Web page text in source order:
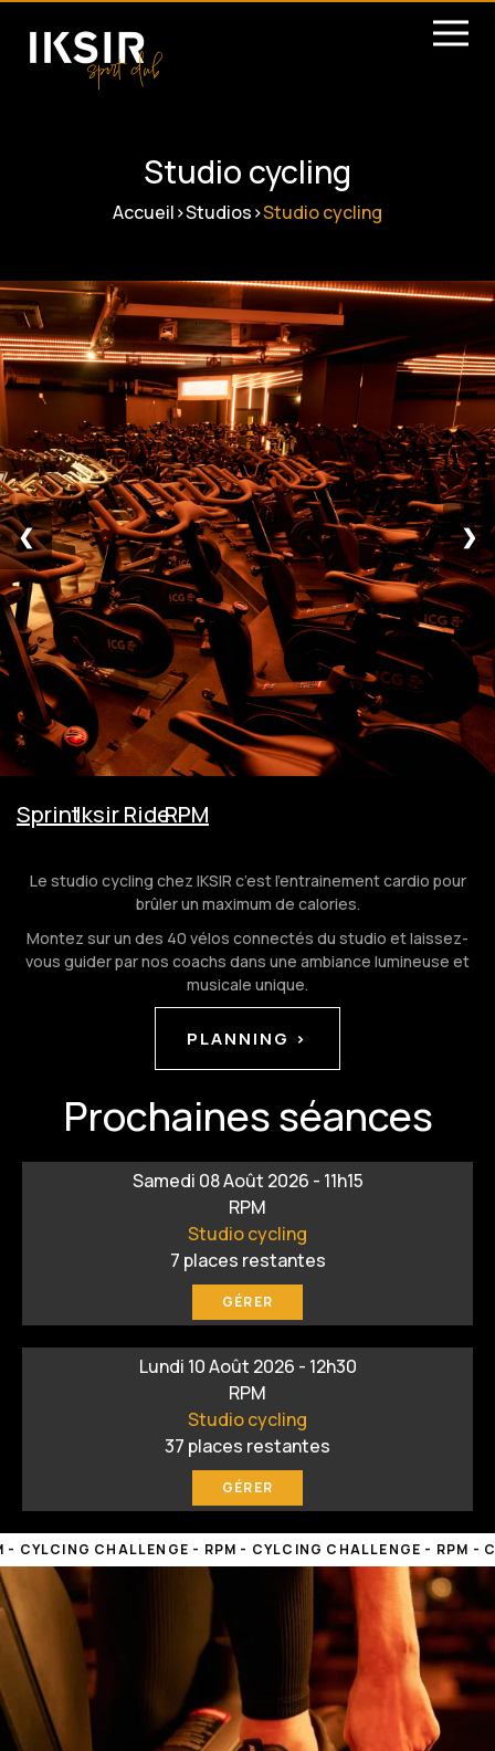
Studio cycling
Accueil>Studios>Studio cycling
❮ ❯
SprintIksir RideRPM
Le studio cycling chez IKSIR c’est l’entrainement cardio pour
brûler un maximum de calories.
Montez sur un des 40 vélos connectés du studio et laissez-
vous guider par nos coachs dans une ambiance lumineuse et
musicale unique.
PLANNING >
Prochaines séances
Samedi 08 Août 2026 - 11h15
RPM
Studio cycling
7 places restantes
GÉRER
Lundi 10 Août 2026 - 12h30
RPM
Studio cycling
37 places restantes
GÉRER
CHALLENGE - RPM - CYLCING CHALLENGE - RPM -
RPM - CYLCING CHALLENGE - RPM - CYLCING CHALLENGE -
CHALLENGE -